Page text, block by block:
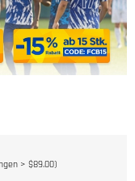
> $89.00)